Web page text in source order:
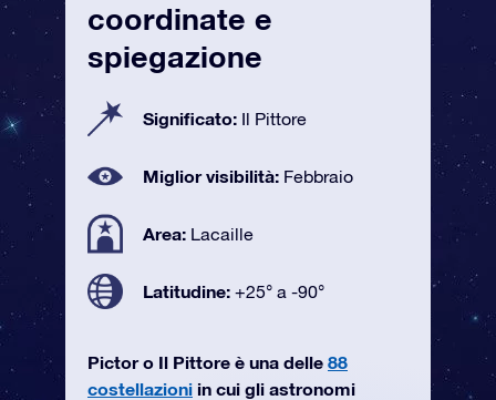
coordinate e
spiegazione
Significato: Il Pittore
Miglior visibilità: Febbraio
Area: Lacaille
Latitudine: +25° a -90°
Pictor o Il Pittore è una delle 88
costellazioni in cui gli astronomi